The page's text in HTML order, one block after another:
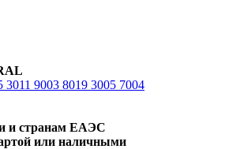
3011 9003 8019 3005 7004
и странам ЕАЭС
или наличными